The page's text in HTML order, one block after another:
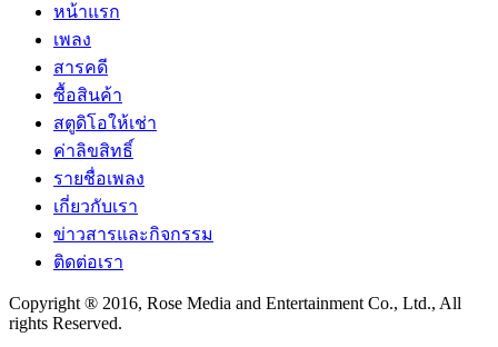
หน้าแรก
เพลง
สารคดี
ซื้อสินค้า
สตูดิโอให้เช่า
ค่าลิขสิทธิ์
รายชื่อเพลง
เกี่ยวกับเรา
ข่าวสารและกิจกรรม
ติดต่อเรา
Copyright ® 2016, Rose Media and Entertainment Co., Ltd., All
rights Reserved.